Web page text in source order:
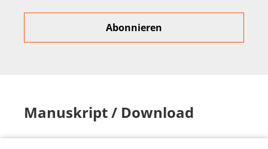
Manuskript / Download